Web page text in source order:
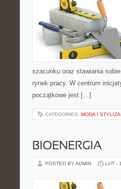
szacunku oraz stawiania
rynek pracy. W centrum
początkowe jest […]
CATEGORIES: MODA I
BIOENERGIA
POSTED BY ADMIN LUT -